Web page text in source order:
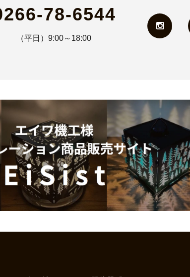
78-6544
（平日）9:00～18:00